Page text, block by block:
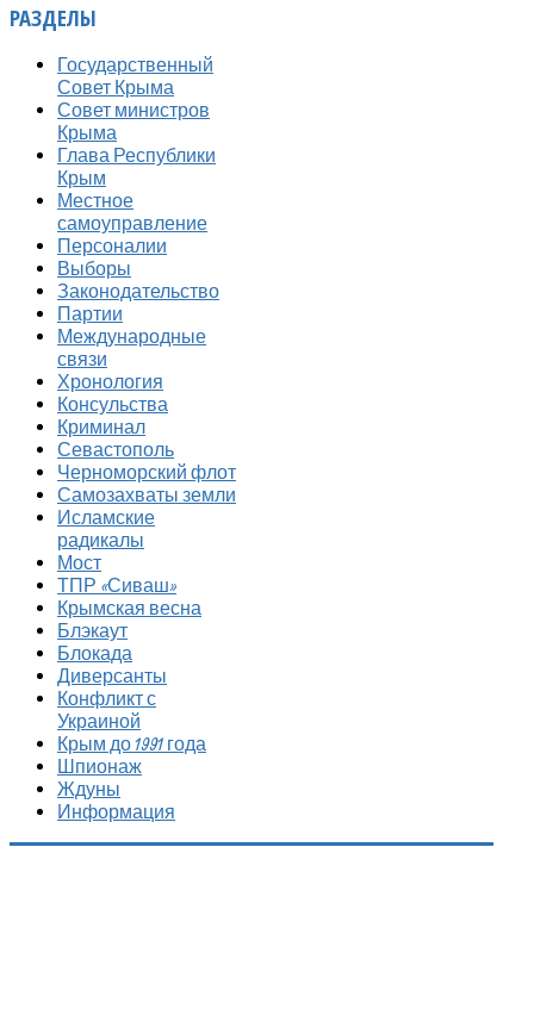
РАЗДЕЛЫ
Государственный
Совет Крыма
Совет министров
Крыма
Глава Республики
Крым
Местное
самоуправление
Персоналии
Выборы
Законодательство
Партии
Международные
связи
Хронология
Консульства
Криминал
Севастополь
Черноморский флот
Самозахваты земли
Исламские
радикалы
Мост
ТПР «Сиваш»
Крымская весна
Блэкаут
Блокада
Диверсанты
Конфликт с
Украиной
Крым до 1991 года
Шпионаж
Ждуны
Информация